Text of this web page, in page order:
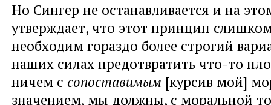
Но Сингер не останавливается и на
утверждает, что этот принцип
необходим гораздо более строгий
наших силах предотвратить что-то
ничем с сопоставимым [курсив мой]
значением, мы должны, с моральной